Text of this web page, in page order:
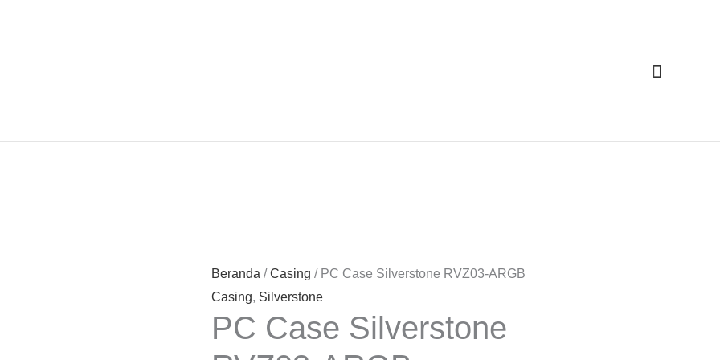
Cari
Beranda /Casing / PC Case Silverstone RVZ03-ARGB
Casing, Silverstone
PC Case Silverstone